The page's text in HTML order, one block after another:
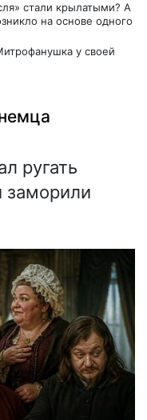
стали крылатыми? А
на основе одного
у своей
ругать
заморили